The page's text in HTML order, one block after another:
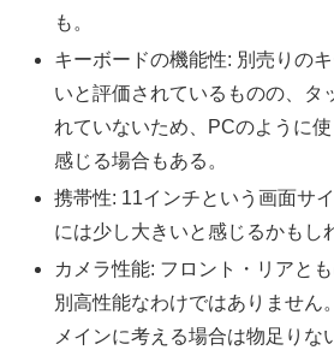
も。
キーボードの機能性: 別売りの
いと評価されているものの、タ
れていないため、PCのように
感じる場合もある。
携帯性: 11インチという画面サ
には少し大きいと感じるかもし
カメラ性能: フロント・リアと
別高性能なわけではありません
メインに考える場合は物足りな